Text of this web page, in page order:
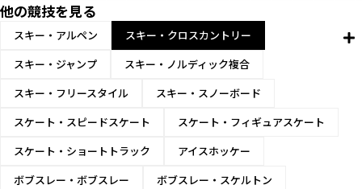
他の競技を見る
スキー・アルペン
スキー・クロスカントリー
スキー・ジャンプ
スキー・ノルディック複合
スキー・フリースタイル
スキー・スノーボード
スケート・スピードスケート
スケート・フィギュアスケート
スケート・ショートトラック
アイスホッケー
ボブスレー・ボブスレー
ボブスレー・スケルトン